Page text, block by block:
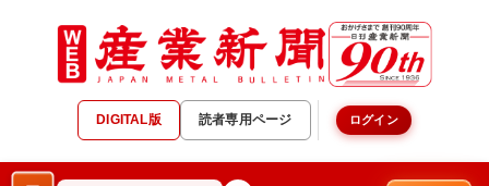
DIGITAL版 読者専用ページ ログイン